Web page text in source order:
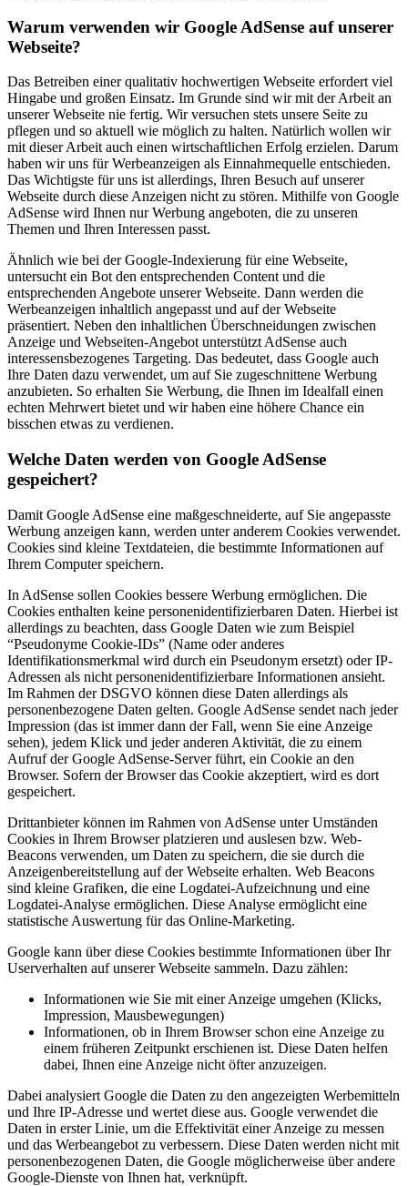
Warum verwenden wir Google AdSense auf unserer
Webseite?
Das Betreiben einer qualitativ hochwertigen Webseite erfordert viel
Hingabe und großen Einsatz. Im Grunde sind wir mit der Arbeit an
unserer Webseite nie fertig. Wir versuchen stets unsere Seite zu
pflegen und so aktuell wie möglich zu halten. Natürlich wollen wir
mit dieser Arbeit auch einen wirtschaftlichen Erfolg erzielen. Darum
haben wir uns für Werbeanzeigen als Einnahmequelle entschieden.
Das Wichtigste für uns ist allerdings, Ihren Besuch auf unserer
Webseite durch diese Anzeigen nicht zu stören. Mithilfe von Google
AdSense wird Ihnen nur Werbung angeboten, die zu unseren
Themen und Ihren Interessen passt.
Ähnlich wie bei der Google-Indexierung für eine Webseite,
untersucht ein Bot den entsprechenden Content und die
entsprechenden Angebote unserer Webseite. Dann werden die
Werbeanzeigen inhaltlich angepasst und auf der Webseite
präsentiert. Neben den inhaltlichen Überschneidungen zwischen
Anzeige und Webseiten-Angebot unterstützt AdSense auch
interessensbezogenes Targeting. Das bedeutet, dass Google auch
Ihre Daten dazu verwendet, um auf Sie zugeschnittene Werbung
anzubieten. So erhalten Sie Werbung, die Ihnen im Idealfall einen
echten Mehrwert bietet und wir haben eine höhere Chance ein
bisschen etwas zu verdienen.
Welche Daten werden von Google AdSense
gespeichert?
Damit Google AdSense eine maßgeschneiderte, auf Sie angepasste
Werbung anzeigen kann, werden unter anderem Cookies verwendet.
Cookies sind kleine Textdateien, die bestimmte Informationen auf
Ihrem Computer speichern.
In AdSense sollen Cookies bessere Werbung ermöglichen. Die
Cookies enthalten keine personenidentifizierbaren Daten. Hierbei ist
allerdings zu beachten, dass Google Daten wie zum Beispiel
“Pseudonyme Cookie-IDs” (Name oder anderes
Identifikationsmerkmal wird durch ein Pseudonym ersetzt) oder IP-
Adressen als nicht personenidentifizierbare Informationen ansieht.
Im Rahmen der DSGVO können diese Daten allerdings als
personenbezogene Daten gelten. Google AdSense sendet nach jeder
Impression (das ist immer dann der Fall, wenn Sie eine Anzeige
sehen), jedem Klick und jeder anderen Aktivität, die zu einem
Aufruf der Google AdSense-Server führt, ein Cookie an den
Browser. Sofern der Browser das Cookie akzeptiert, wird es dort
gespeichert.
Drittanbieter können im Rahmen von AdSense unter Umständen
Cookies in Ihrem Browser platzieren und auslesen bzw. Web-
Beacons verwenden, um Daten zu speichern, die sie durch die
Anzeigenbereitstellung auf der Webseite erhalten. Web Beacons
sind kleine Grafiken, die eine Logdatei-Aufzeichnung und eine
Logdatei-Analyse ermöglichen. Diese Analyse ermöglicht eine
statistische Auswertung für das Online-Marketing.
Google kann über diese Cookies bestimmte Informationen über Ihr
Userverhalten auf unserer Webseite sammeln. Dazu zählen:
Informationen wie Sie mit einer Anzeige umgehen (Klicks,
Impression, Mausbewegungen)
Informationen, ob in Ihrem Browser schon eine Anzeige zu
einem früheren Zeitpunkt erschienen ist. Diese Daten helfen
dabei, Ihnen eine Anzeige nicht öfter anzuzeigen.
Dabei analysiert Google die Daten zu den angezeigten Werbemitteln
und Ihre IP-Adresse und wertet diese aus. Google verwendet die
Daten in erster Linie, um die Effektivität einer Anzeige zu messen
und das Werbeangebot zu verbessern. Diese Daten werden nicht mit
personenbezogenen Daten, die Google möglicherweise über andere
Google-Dienste von Ihnen hat, verknüpft.